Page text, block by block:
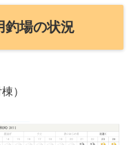
釣場の状況
）